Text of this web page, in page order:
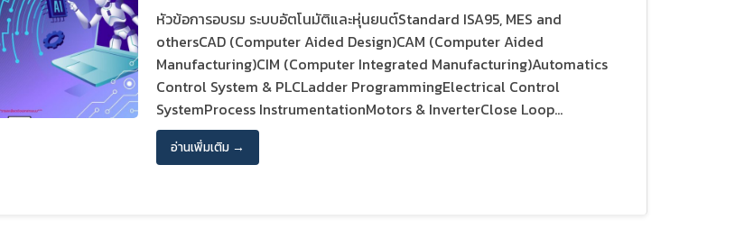
หัวข้อการอบรม ระบบอัตโนมัติและหุ่นยนต์Standard ISA95, MES and
othersCAD (Computer Aided Design)CAM (Computer Aided
Manufacturing)CIM (Computer Integrated Manufacturing)Automatics
Control System & PLCLadder ProgrammingElectrical Control
SystemProcess InstrumentationMotors & InverterClose Loop...
อ่านเพิ่มเติม →